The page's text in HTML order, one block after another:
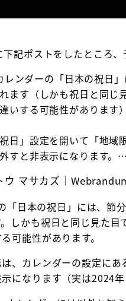
記ポストをしたところ、
ンダーの「日本の祝日
ます（しかも祝日と同じ
いする可能性があります）
祝日」設定を開いて「地
すと非表示になります。…
マサカズ｜
「日本の祝日」には、節
しかも祝日と同じ見た
可能性があります。
、カレンダーの設定に
になります（実は2024